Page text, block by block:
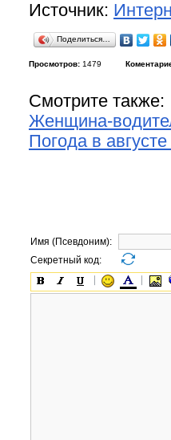
Источник:
Поделиться…
Просмотров: 1479
Смотрите также:
Женщина-
Погода в
Имя (Псевдоним):
Секретный код: